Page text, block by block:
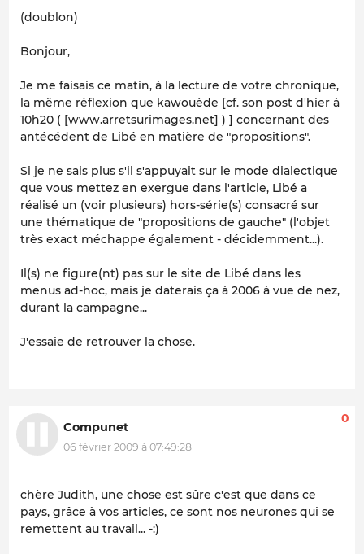
(doublon)
Bonjour,
Je me faisais ce matin, à la lecture de votre chronique,
la même réflexion que kawouède [cf. son post d'hier à
10h20 ( [www.arretsurimages.net] ) ] concernant des
antécédent de Libé en matière de "propositions".
Si je ne sais plus s'il s'appuyait sur le mode dialectique
que vous mettez en exergue dans l'article, Libé a
réalisé un (voir plusieurs) hors-série(s) consacré sur
une thématique de "propositions de gauche" (l'objet
très exact méchappe également - décidemment...).
Il(s) ne figure(nt) pas sur le site de Libé dans les
menus ad-hoc, mais je daterais ça à 2006 à vue de nez,
durant la campagne...
J'essaie de retrouver la chose.
Compunet
06 février 2009 à 07:49:28
0
chère Judith, une chose est sûre c'est que dans ce
pays, grâce à vos articles, ce sont nos neurones qui se
remettent au travail... -:)